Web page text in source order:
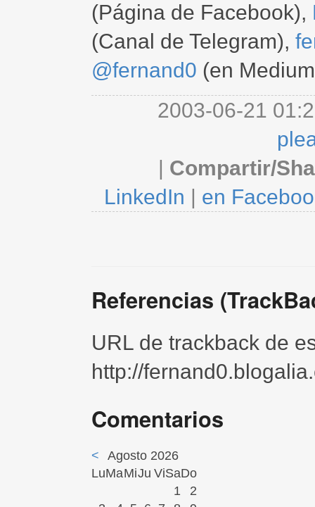
(Página de Facebook),
(Canal de Telegram),
@fernand0 (en
2003-06-21
| Compartir/
LinkedIn | en
Referencias
URL de trackback de
http://
Comentarios
<
Agosto 2026
LuMaMiJu ViSaDo
1
2